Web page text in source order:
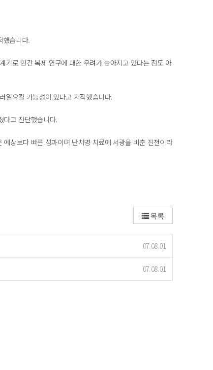
했습니다.
기로 인간 복제 연구에 대한 우려가 높아지고 있다는 점도 아
일으킬 가능성이 있다고 지적했습니다.
다고 진단했습니다.
상보다 빠른 성과이며 난치병 치료에 서광을 비춘 진전이라
목록
07.08.01
07.08.01